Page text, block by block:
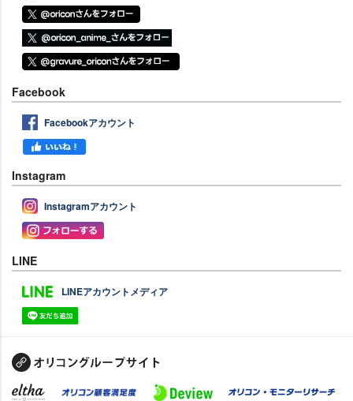
Facebook
Facebookアカウント
Instagram
Instagramアカウント
LINE
LINEアカウントメディア